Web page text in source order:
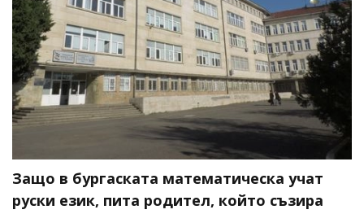
Защо в бургаската математическа учат
руски език, пита родител, който съзира